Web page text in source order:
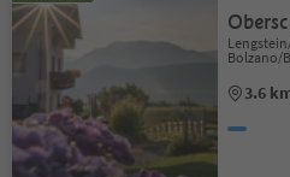
Bolzano/
3.6